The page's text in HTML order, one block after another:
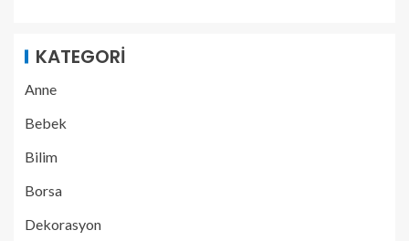
KATEGORI
Anne
Bebek
Bilim
Borsa
Dekorasyon